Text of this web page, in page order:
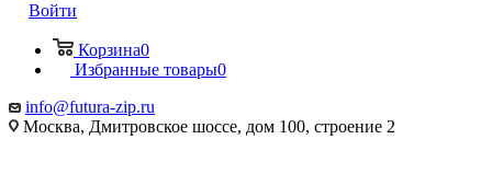
Войти
Корзина0
Избранные товары0
info@futura-zip.ru
Москва, Дмитровское шоссе, дом 100, строение 2